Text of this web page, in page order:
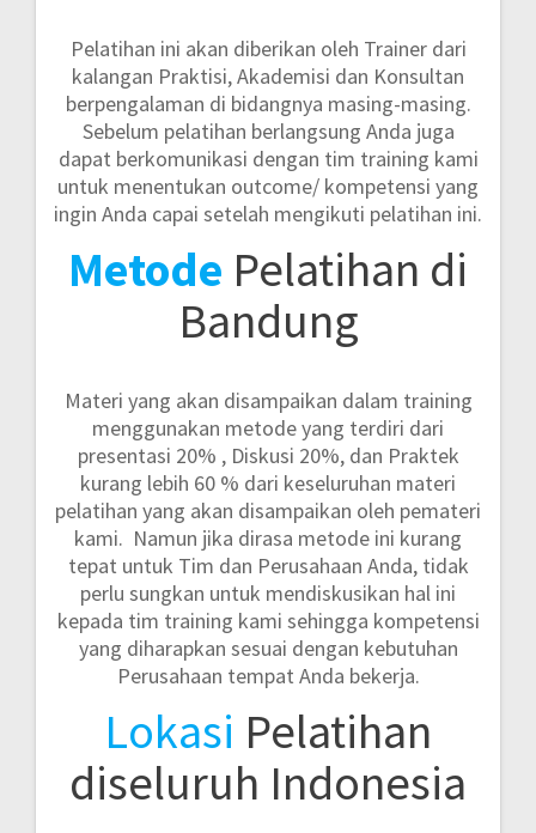
Pelatihan ini akan diberikan oleh Trainer dari
kalangan Praktisi, Akademisi dan Konsultan
berpengalaman di bidangnya masing-masing.
Sebelum pelatihan berlangsung Anda juga
dapat berkomunikasi dengan tim training kami
untuk menentukan outcome/ kompetensi yang
ingin Anda capai setelah mengikuti pelatihan ini.
Metode Pelatihan di
Bandung
Materi yang akan disampaikan dalam training
menggunakan metode yang terdiri dari
presentasi 20% , Diskusi 20%, dan Praktek
kurang lebih 60 % dari keseluruhan materi
pelatihan yang akan disampaikan oleh pemateri
kami. Namun jika dirasa metode ini kurang
tepat untuk Tim dan Perusahaan Anda, tidak
perlu sungkan untuk mendiskusikan hal ini
kepada tim training kami sehingga kompetensi
yang diharapkan sesuai dengan kebutuhan
Perusahaan tempat Anda bekerja.
Lokasi Pelatihan
diseluruh Indonesia